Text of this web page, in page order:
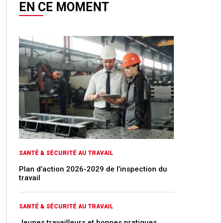
EN CE MOMENT
SANTÉ & SÉCURITÉ AU TRAVAIL
Plan d’action 2026-2029 de l’inspection du
travail
SANTÉ & SÉCURITÉ AU TRAVAIL